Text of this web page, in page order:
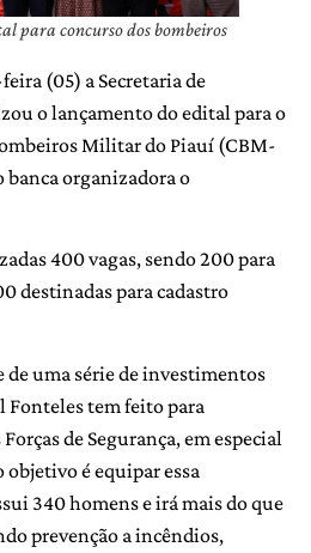
para concurso dos bombeiros
(05) a Secretaria de
o lançamento do edital para o
Militar do Piauí (CBM-
banca organizadora o
400 vagas, sendo 200 para
destinadas para cadastro
de uma série de investimentos
Fonteles tem feito para
de Segurança, em especial
objetivo é equipar essa
340 homens e irá mais do que
prevenção a incêndios,